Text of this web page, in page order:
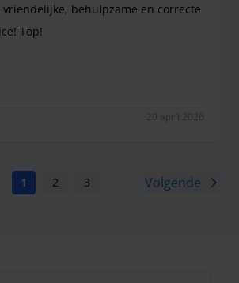
vriendelijke, behulpzame en correcte
Top!
20 april 2026
1 2 3 5 6 7
Volgende